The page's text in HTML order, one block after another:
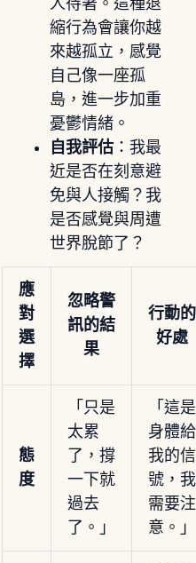
縮行為會讓你越
來越孤立，感覺
自己像一座孤
島，進一步加重
憂鬱情緒。
自我評估：我最
近是否在刻意避
免與人接觸？我
是否感覺與周遭
世界脫節了？
應
對
選
擇
忽略警
訊的結
果
行動的
好處
態
度
「只是
太累
了，撐
一下就
過去
了。」
「這是
身體給
我的信
號，我
需要注
意。」